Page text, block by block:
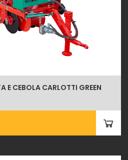
E CEBOLA CARLOTTI GREEN